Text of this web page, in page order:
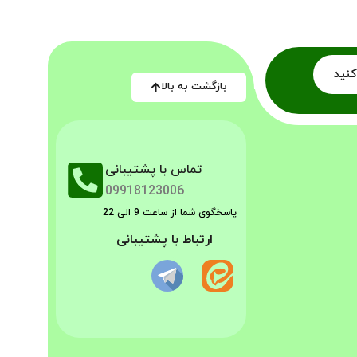
بازگشت به بالا
تماس با پشتیبانی
09918123006
پاسخگوی شما از ساعت 9 الی 22
ارتباط با پشتیبانی